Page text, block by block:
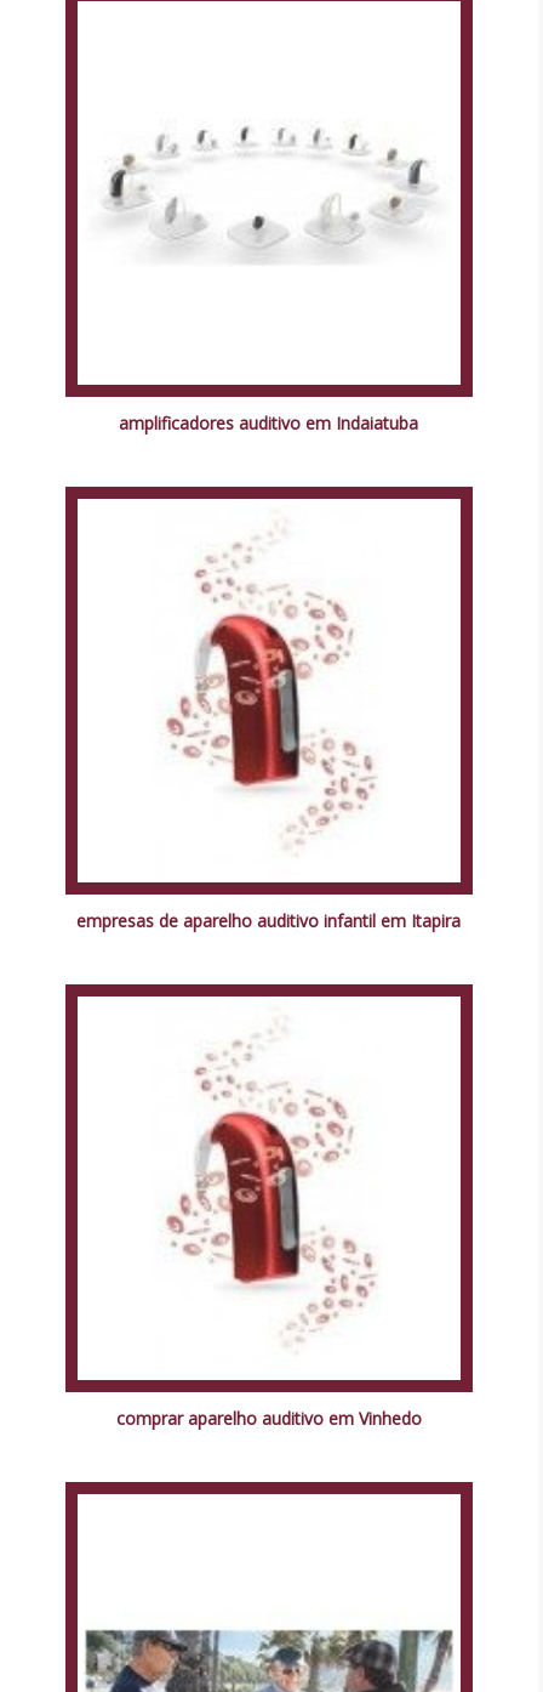
amplificadores auditivo em Indaiatuba
empresas de aparelho auditivo infantil em Itapira
comprar aparelho auditivo em Vinhedo